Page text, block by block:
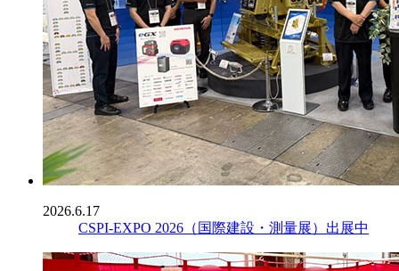
2026.6.17
CSPI-EXPO 2026（国際建設・測量展）出展中